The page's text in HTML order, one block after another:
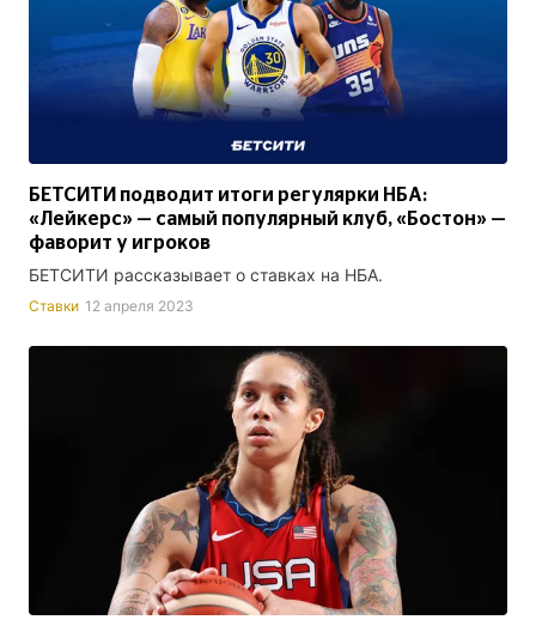
БЕТСИТИ подводит итоги регулярки НБА:
«Лейкерс» — самый популярный клуб, «Бостон» —
фаворит у игроков
БЕТСИТИ рассказывает о ставках на НБА.
Ставки 12 апреля 2023